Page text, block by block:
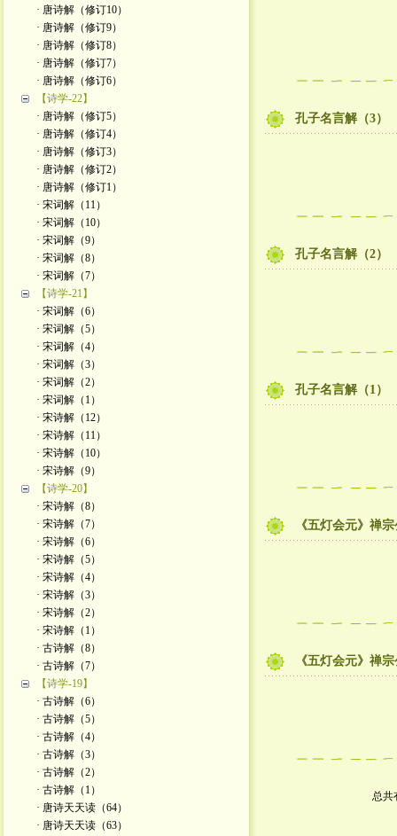
· 唐诗解（修订10）
· 唐诗解（修订9）
· 唐诗解（修订8）
· 唐诗解（修订7）
· 唐诗解（修订6）
【诗学-22】
· 唐诗解（修订5）
· 唐诗解（修订4）
· 唐诗解（修订3）
· 唐诗解（修订2）
· 唐诗解（修订1）
· 宋词解（11）
· 宋词解（10）
· 宋词解（9）
· 宋词解（8）
· 宋词解（7）
【诗学-21】
· 宋词解（6）
· 宋词解（5）
· 宋词解（4）
· 宋词解（3）
· 宋词解（2）
· 宋词解（1）
· 宋诗解（12）
· 宋诗解（11）
· 宋诗解（10）
· 宋诗解（9）
【诗学-20】
· 宋诗解（8）
· 宋诗解（7）
· 宋诗解（6）
· 宋诗解（5）
· 宋诗解（4）
· 宋诗解（3）
· 宋诗解（2）
· 宋诗解（1）
· 古诗解（8）
· 古诗解（7）
【诗学-19】
· 古诗解（6）
· 古诗解（5）
· 古诗解（4）
· 古诗解（3）
· 古诗解（2）
· 古诗解（1）
· 唐诗天天读（64）
· 唐诗天天读（63）
孔子名言解（3）
孔子名言解（2）
孔子名言解（1）
《五灯会元》禅
《五灯会元》禅
总共